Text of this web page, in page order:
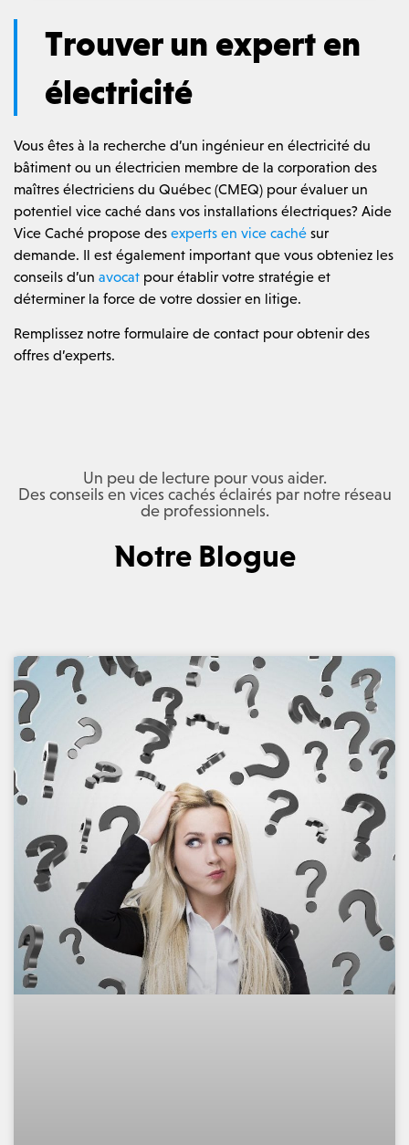
Trouver un expert en
électricité
Vous êtes à la recherche d’un ingénieur en électricité du
bâtiment ou un électricien membre de la corporation des
maîtres électriciens du Québec (CMEQ) pour évaluer un
potentiel vice caché dans vos installations électriques? Aide
Vice Caché propose des experts en vice caché sur
demande. Il est également important que vous obteniez les
conseils d’un avocat pour établir votre stratégie et
déterminer la force de votre dossier en litige.
Remplissez notre formulaire de contact pour obtenir des
offres d’experts.
Un peu de lecture pour vous aider.
Des conseils en vices cachés éclairés par notre réseau
de professionnels.
Notre Blogue